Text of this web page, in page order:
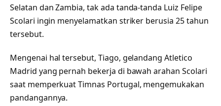
Selatan dan Zambia, tak ada tanda-tanda Luiz Felipe
Scolari ingin menyelamatkan striker berusia 25 tahun
tersebut.
Mengenai hal tersebut, Tiago, gelandang Atletico
Madrid yang pernah bekerja di bawah arahan Scolari
saat memperkuat Timnas Portugal, mengemukakan
pandangannya.